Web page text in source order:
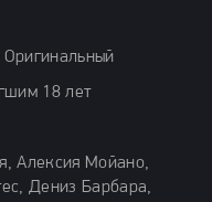
18 лет
Алексия Мойано,
Дениз Барбара,